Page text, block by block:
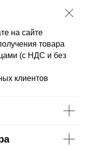
на сайте
товара
(с НДС и без
клиентов